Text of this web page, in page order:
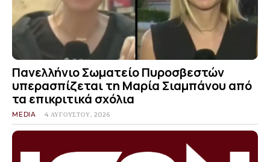
Πανελλήνιο Σωματείο Πυροσβεστών
υπερασπίζεται τη Μαρία Σιαμπάνου από
τα επικριτικά σχόλια
MEDIA 4 ΑΥΓΟΎΣΤΟΥ, 2026